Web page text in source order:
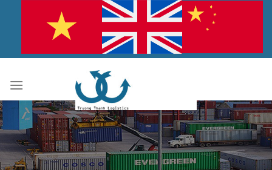
dung